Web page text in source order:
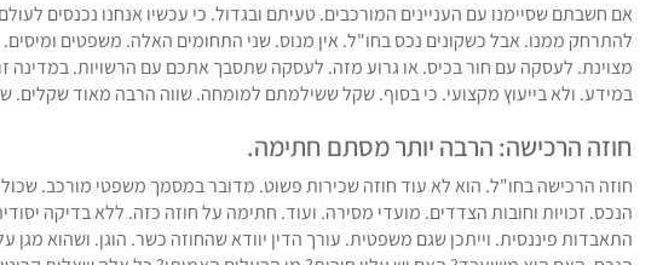
אם חשבתם שסיימנו עם העניינים המורכבים. טעיתם ובגדול. כי עכשיו אנחנו נכנסים
להתרחק ממנו. אבל כשקונים נכס בחו"ל. אין מנוס. שני התחומים האלה. משפטים
מצוינת. לעסקה עם חור בכיס. או גרוע מזה. לעסקה שתסבך אתכם עם הרשויות. במדינה
במידע. ולא בייעוץ מקצועי. כי בסוף. שקל ששילמתם למומחה. שווה הרבה מאוד
חוזה הרכישה: הרבה יותר מסתם חתימה.
חוזה הרכישה בחו"ל. הוא לא עוד חוזה שכירות פשוט. מדובר במסמך משפטי מורכב.
הנכס. זכויות וחובות הצדדים. מועדי מסירה. ועוד. חתימה על חוזה כזה. ללא בדיקה
התאבדות פיננסית. וייתכן שגם משפטית. עורך הדין יוודא שהחוזה כשר. הוגן. ושהוא